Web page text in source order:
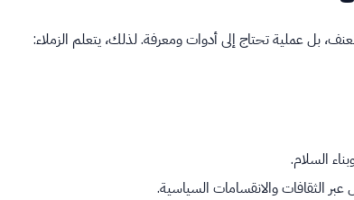
بل عملية تحتاج إلى أدوات ومعرفة. لذلك، يتعلم الزملاء:
السلام.
عبر الثقافات والانقسامات السياسية.